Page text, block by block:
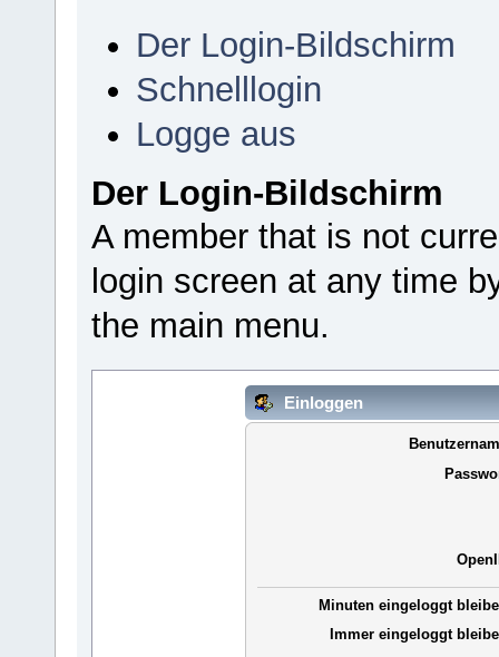
Der Login-Bildschirm
Schnelllogin
Logge aus
Der Login-Bildschirm
A member that is not
login screen at any time
the main menu.
Einloggen
Minuten eingeloggt
Immer eingeloggt